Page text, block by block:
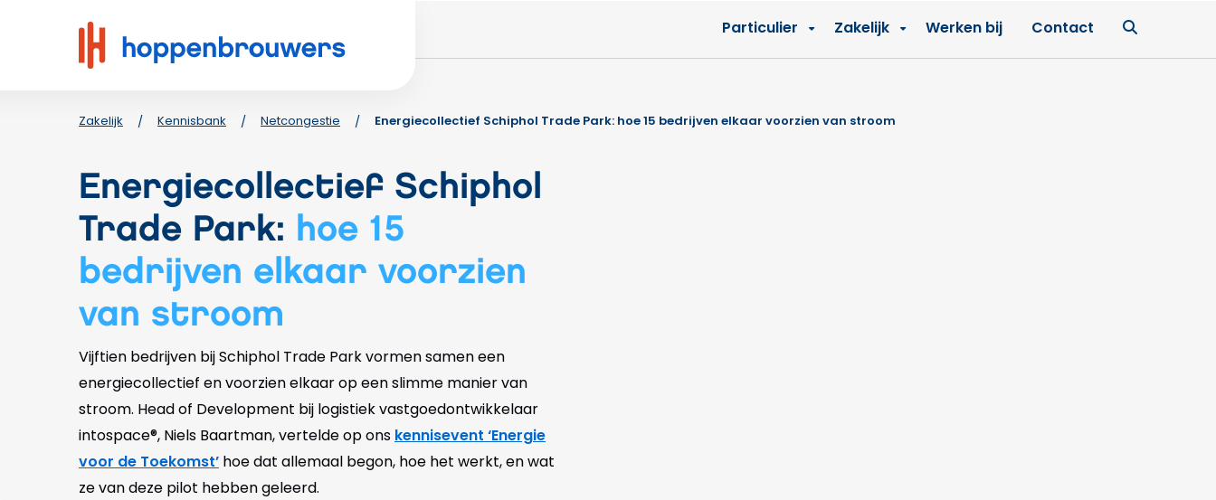
Hoppenbrouwers
Waar
leeft
Particulier Zakelijk Werken bij Contact
Zakelijk / Kennisbank / Netcongestie / Energiecollectief Schiphol Trade Park: hoe 15 bedrijven elkaar voorzien van stroom
Energiecollectief Schiphol
Trade Park: hoe 15
bedrijven elkaar voorzien
van stroom
Vijftien bedrijven bij Schiphol Trade Park vormen samen een
energiecollectief en voorzien elkaar op een slimme manier van
stroom. Head of Development bij logistiek vastgoedontwikkelaar
intospace®, Niels Baartman, vertelde op ons kennisevent ‘Energie
voor de Toekomst’ hoe dat allemaal begon, hoe het werkt, en wat
ze van deze pilot hebben geleerd.